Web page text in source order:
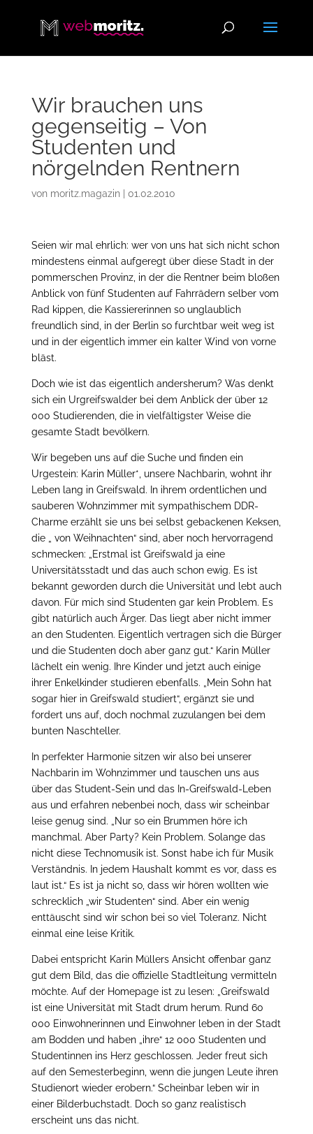
Wir brauchen uns
gegenseitig – Von
Studenten und
nörgelnden Rentnern
von moritz.magazin| 01.02.2010
Seien wir mal ehrlich: wer von uns hat sich nicht schon
mindestens einmal aufgeregt über diese Stadt in der
pommerschen Provinz, in der die Rentner beim bloßen
Anblick von fünf Studenten auf Fahrrädern selber vom
Rad kippen, die Kassiererinnen so unglaublich
freundlich sind, in der Berlin so furchtbar weit weg ist
und in der eigentlich immer ein kalter Wind von vorne
bläst.
Doch wie ist das eigentlich andersherum? Was denkt
sich ein Urgreifswalder bei dem Anblick der über 12
000 Studierenden, die in vielfältigster Weise die
gesamte Stadt bevölkern.
Wir begeben uns auf die Suche und finden ein
Urgestein: Karin Müller*, unsere Nachbarin, wohnt ihr
Leben lang in Greifswald. In ihrem ordentlichen und
sauberen Wohnzimmer mit sympathischem DDR-
Charme erzählt sie uns bei selbst gebackenen Keksen,
die „ von Weihnachten“ sind, aber noch hervorragend
schmecken: „Erstmal ist Greifswald ja eine
Universitätsstadt und das auch schon ewig. Es ist
bekannt geworden durch die Universität und lebt auch
davon. Für mich sind Studenten gar kein Problem. Es
gibt natürlich auch Ärger. Das liegt aber nicht immer
an den Studenten. Eigentlich vertragen sich die Bürger
und die Studenten doch aber ganz gut.“ Karin Müller
lächelt ein wenig. Ihre Kinder und jetzt auch einige
ihrer Enkelkinder studieren ebenfalls. „Mein Sohn hat
sogar hier in Greifswald studiert“, ergänzt sie und
fordert uns auf, doch nochmal zuzulangen bei dem
bunten Naschteller.
In perfekter Harmonie sitzen wir also bei unserer
Nachbarin im Wohnzimmer und tauschen uns aus
über das Student-Sein und das In-Greifswald-Leben
aus und erfahren nebenbei noch, dass wir scheinbar
leise genug sind. „Nur so ein Brummen höre ich
manchmal. Aber Party? Kein Problem. Solange das
nicht diese Technomusik ist. Sonst habe ich für Musik
Verständnis. In jedem Haushalt kommt es vor, dass es
laut ist.“ Es ist ja nicht so, dass wir hören wollten wie
schrecklich „wir Studenten“ sind. Aber ein wenig
enttäuscht sind wir schon bei so viel Toleranz. Nicht
einmal eine leise Kritik.
Dabei entspricht Karin Müllers Ansicht offenbar ganz
gut dem Bild, das die offizielle Stadtleitung vermitteln
möchte. Auf der Homepage ist zu lesen: „Greifswald
ist eine Universität mit Stadt drum herum. Rund 60
000 Einwohnerinnen und Einwohner leben in der Stadt
am Bodden und haben „ihre“ 12 000 Studenten und
Studentinnen ins Herz geschlossen. Jeder freut sich
auf den Semesterbeginn, wenn die jungen Leute ihren
Studienort wieder erobern.“ Scheinbar leben wir in
einer Bilderbuchstadt. Doch so ganz realistisch
erscheint uns das nicht.